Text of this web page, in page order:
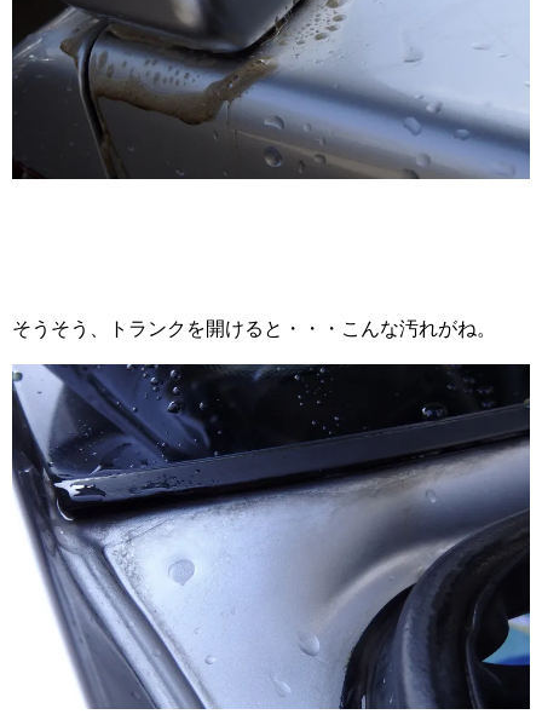
そうそう、トランクを開けると・・・こんな汚れがね。